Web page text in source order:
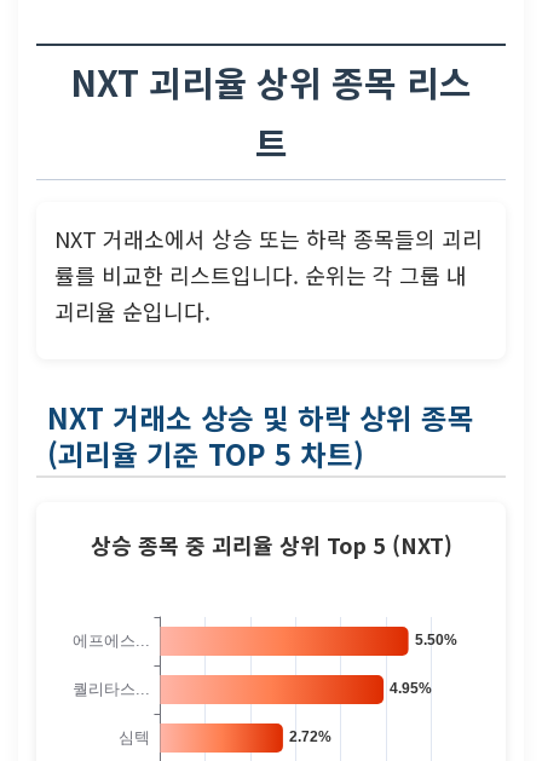
NXT 괴리율 상위 종목 리스
트
NXT 거래소에서 상승 또는 하락 종목들의 괴리
률를 비교한 리스트입니다. 순위는 각 그룹 내
괴리율 순입니다.
NXT 거래소 상승 및 하락 상위 종목
(괴리율 기준 TOP 5 차트)
상승 종목 중 괴리율 상위 Top 5 (NXT)